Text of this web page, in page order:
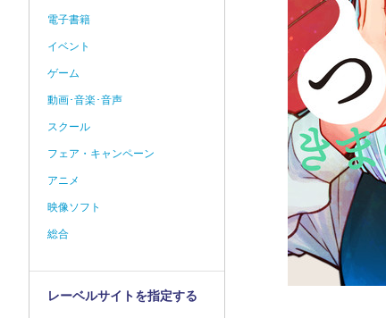
電子書籍
イベント
ゲーム
動画･音楽･音声
スクール
フェア・キャンペーン
アニメ
映像ソフト
総合
レーベルサイトを指定する